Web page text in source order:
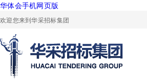
华体会手机网页版
欢迎您来到华采招标集团